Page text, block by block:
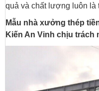
quả và chất lượng luôn là
Mẫu nhà xưởng thép
Kiến An Vinh chịu trách